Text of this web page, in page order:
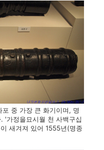
중 가장 큰 화기이며, 명
'가정을묘시월 천 사백구십
새겨져 있어 1555년(명종